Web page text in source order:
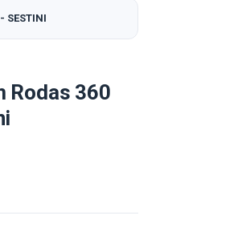
SESTINI
Rodas 360